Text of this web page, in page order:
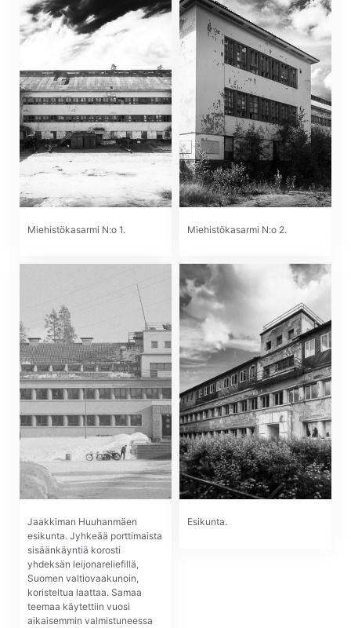
Miehistökasarmi N:o 1. Miehistökasarmi N:o 2.
Jaakkiman Huuhanmäen
esikunta. Jyhkeää porttimaista
sisäänkäyntiä korosti
yhdeksän leijonareliefillä,
Suomen valtiovaakunoin,
koristeltua laattaa. Samaa
teemaa käytettiin vuosi
aikaisemmin valmistuneessa
Esikunta.